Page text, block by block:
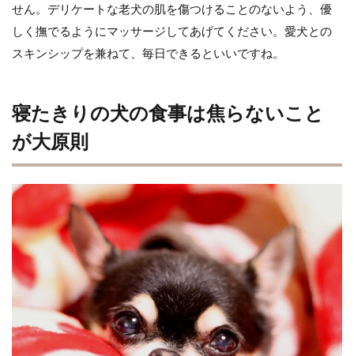
せん。デリケートな老犬の肌を傷つけることのないよう、優
しく撫でるようにマッサージしてあげてください。愛犬との
スキンシップを兼ねて、毎日できるといいですね。
寝たきりの犬の食事は焦らないこと
が大原則